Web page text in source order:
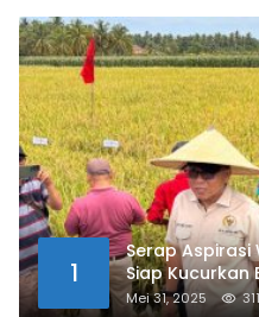
1
Serap Aspirasi
Siap Kucurkan
Kalukku
Mei 31, 2025